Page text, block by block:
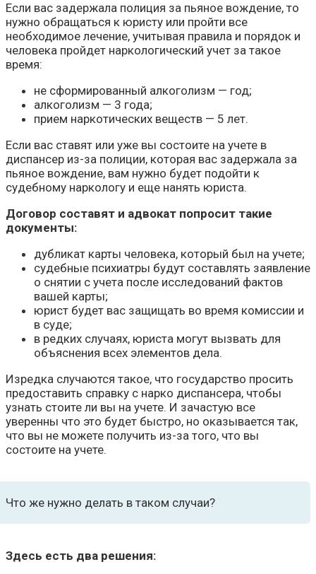
Если вас задержала полиция за пьяное вождение, то
нужно обращаться к юристу или пройти все
необходимое лечение, учитывая правила и порядок и
человека пройдет наркологический учет за такое
время:
не сформированный алкоголизм — год;
алкоголизм — 3 года;
прием наркотических веществ — 5 лет.
Если вас ставят или уже вы состоите на учете в
диспансер из-за полиции, которая вас задержала за
пьяное вождение, вам нужно будет подойти к
судебному наркологу и еще нанять юриста.
Договор составят и адвокат попросит такие
документы:
дубликат карты человека, который был на учете;
судебные психиатры будут составлять заявление
о снятии с учета после исследований фактов
вашей карты;
юрист будет вас защищать во время комиссии и
в суде;
в редких случаях, юриста могут вызвать для
объяснения всех элементов дела.
Изредка случаются такое, что государство просить
предоставить справку с нарко диспансера, чтобы
узнать стоите ли вы на учете. И зачастую все
уверенны что это будет быстро, но оказывается так,
что вы не можете получить из-за того, что вы
состоите на учете.
Что же нужно делать в таком случаи?
Здесь есть два решения: